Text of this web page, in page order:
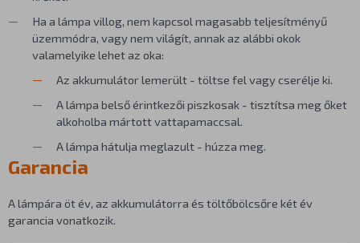
Ha a lámpa villog, nem kapcsol magasabb teljesítményű
üzemmódra, vagy nem világít, annak az alábbi okok
valamelyike lehet az oka:
Az akkumulátor lemerült - töltse fel vagy cserélje ki.
A lámpa belső érintkezői piszkosak - tisztítsa meg őket
alkoholba mártott vattapamaccsal.
A lámpa hátulja meglazult - húzza meg.
Garancia
A lámpára öt év, az akkumulátorra és töltőbölcsőre két év
garancia vonatkozik.